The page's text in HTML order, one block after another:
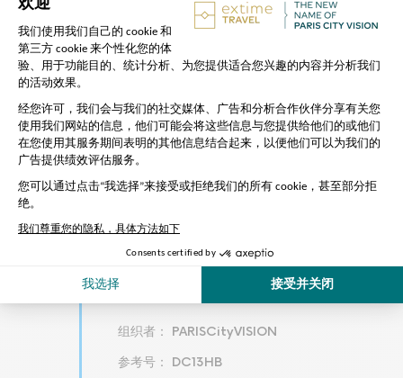
时长
返程
地址：
Promenade Édouard Glissant,
地铁：
Assemblée Nationale
Musée d'Orsay
组织者： PARISCityVISION
参考号： DC13HB